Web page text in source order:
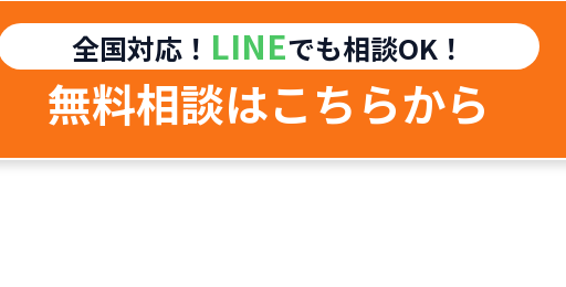
全国対応！ LINEでも相談OK！
無料相談はこちらから